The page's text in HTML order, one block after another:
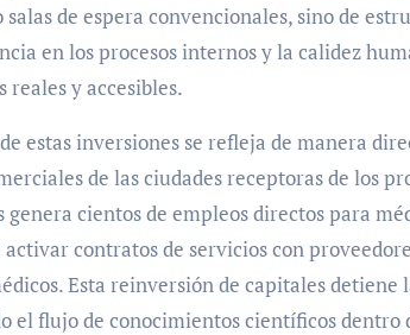
de espera convencionales, sino de
en los procesos internos y la calidez
reales y accesibles.
estas inversiones se refleja de manera
de las ciudades receptoras de los
cientos de empleos directos para
contratos de servicios con
Esta reinversión de capitales
el flujo de conocimientos científicos dentro